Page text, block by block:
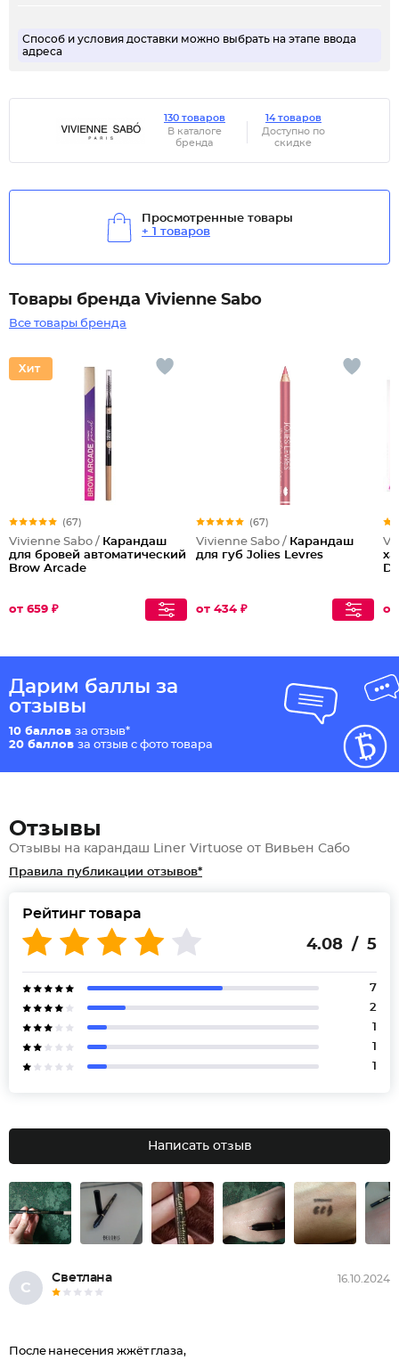
Способ и условия доставки можно выбрать на этапе ввода
адреса
130 товаров
В каталоге
бренда
14 товаров
Доступно по
скидке
Просмотренные товары
+ 1 товаров
Товары бренда Vivienne Sabo
Все товары бренда
(67)
Vivienne Sabo / Карандаш
для бровей автоматический
Brow Arcade
от 659 ₽
(67)
Vivienne Sabo / Карандаш
для губ Jolies Levres
от 434 ₽
Дарим баллы за
отзывы
10 баллов за отзыв*
20 баллов за отзыв с фото товара
Отзывы
Отзывы на карандаш Liner Virtuose от Вивьен Сабо
Правила публикации отзывов*
Рейтинг товара
4.08 / 5
7
2
1
1
1
Написать отзыв
С
Светлана 16.10.2024
После нанесения жжёт глаза,